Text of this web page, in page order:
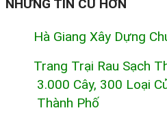
NHỮNG TIN CŨ HƠN
Hà Giang Xây Dựng
Trang Trại Rau Sạch
3.000 Cây, 300 Loại
Thành Phố